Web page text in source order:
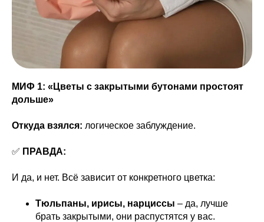
МИФ 1: «Цветы с закрытыми бутонами простоят
дольше»
Откуда взялся: логическое заблуждение.
✅ ПРАВДА:
И да, и нет. Всё зависит от конкретного цветка:
Тюльпаны, ирисы, нарциссы – да, лучше
брать закрытыми, они распустятся у вас.